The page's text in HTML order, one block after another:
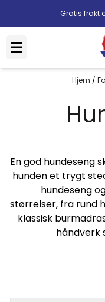
Hopp til innholdGratis frakt
Hjem /
En god hundeseng
hunden et trygt
hundeseng
størrelser, fra rund
klassisk
håndverk